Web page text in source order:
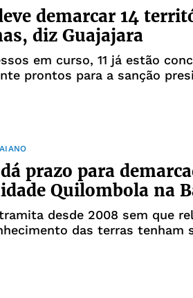
demarcar 14
diz Guajajara
em curso, 11 já estão
prontos para a sanção
prazo para
Quilombola na
desde 2008 sem que
das terras tenham